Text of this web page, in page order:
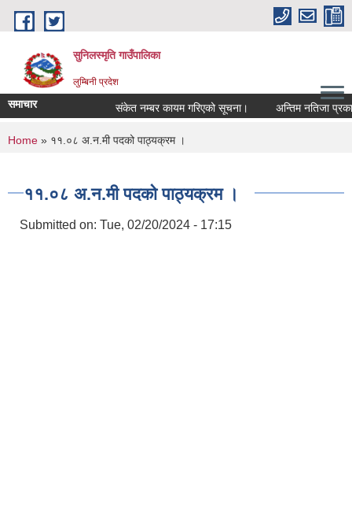
Skip to main content
सुनिलस्मृति गाउँपालिका
लुम्बिनी प्रदेश
समाचार संकेत नम्बर कायम गरिएको सूचना। अन्तिम नतिजा प्रकासन
You are here
Home » ११.०८ अ.न.मी पदको पाठ्यक्रम ।
११.०८ अ.न.मी पदको पाठ्यक्रम ।
Submitted on: Tue, 02/20/2024 - 17:15